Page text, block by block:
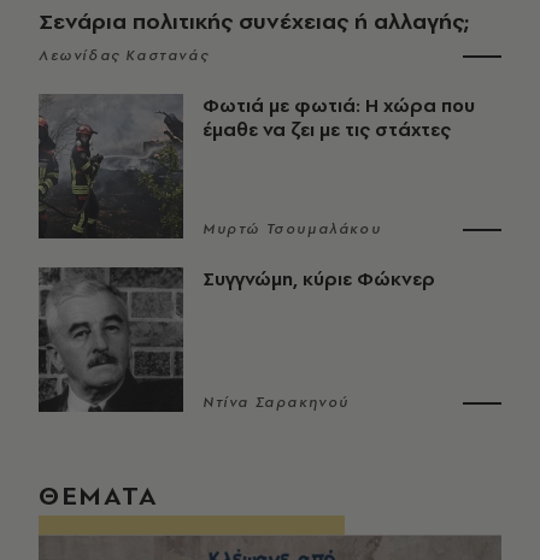
Σενάρια πολιτικής συνέχειας ή αλλαγής;
Λεωνίδας Καστανάς
Φωτιά με φωτιά: Η χώρα που
έμαθε να ζει με τις στάχτες
Μυρτώ Τσουμαλάκου
Συγγνώμη, κύριε Φώκνερ
Ντίνα Σαρακηνού
ΘΕΜΑΤΑ